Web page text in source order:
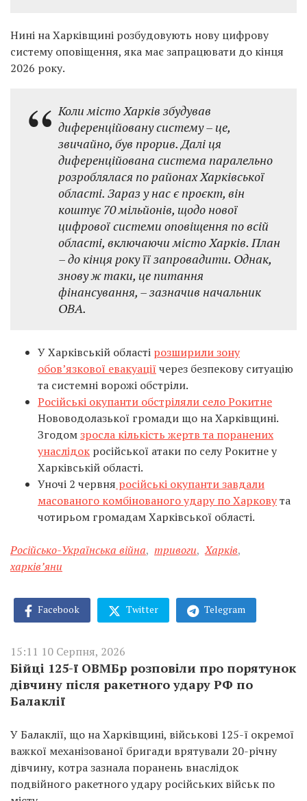
Нині на Харківщині розбудовують нову цифрову
систему оповіщення, яка має запрацювати до кінця
2026 року.
Коли місто Харків збудував
диференційовану систему – це,
звичайно, був прорив. Далі ця
диференційована система паралельно
розроблялася по районах Харківської
області. Зараз у нас є проєкт, він
коштує 70 мільйонів, щодо нової
цифрової системи оповіщення по всій
області, включаючи місто Харків. План
– до кінця року її запровадити. Однак,
знову ж таки, це питання
фінансування, – зазначив начальник
ОВА.
У Харківській області розширили зону
обов’язкової евакуації через безпекову ситуацію
та системні ворожі обстріли.
Російські окупанти обстріляли село Рокитне
Нововодолазької громади що на Харківщині.
Згодомзросла кількість жертв та поранених
унаслідок російської атаки по селу Рокитне у
Харківській області.
Уночі 2 червня російські окупанти завдали
масованого комбінованого удару по Харковута
чотирьом громадам Харківської області.
Російсько-Українська війна, тривоги, Харків,
харків’яни
Facebook Twitter Telegram
15:11 10 Серпня, 2026
Бійці 125-ї ОВМБр розповіли про порятунок
дівчину після ракетного удару РФ по
Балаклії
У Балаклії, що на Харківщині, військові 125-ї окремої
важкої механізованої бригади врятували 20-річну
дівчину, котра зазнала поранень внаслідок
подвійного ракетного удару російських військ по